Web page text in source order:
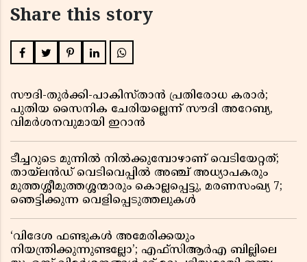
Share this story
സൗദി-തുർക്കി-പാകിസ്താൻ പ്രതിരോധ കരാർ;
പുതിയ സൈനിക ചേരിയല്ലെന്ന് സൗദി അറേബ്യ,
വിമർശനവുമായി ഇറാൻ
ടീച്ചറുടെ മുന്നിൽ നിൽക്കുമ്പോഴാണ് വെടിയേറ്റത്;
തായ്‌ലൻഡ് വെടിവെപ്പിൽ അഞ്ച് അധ്യാപകരും
മുത്തശ്ശീമുത്തശ്ശന്മാരും കൊല്ലപ്പെട്ടു, മരണസംഖ്യ 7;
ഞെട്ടിക്കുന്ന വെളിപ്പെടുത്തലുകൾ
‘വിദേശ ഫണ്ടുകൾ അമേരിക്കയും
നിയന്ത്രിക്കുന്നുണ്ടല്ലോ’; എഫ്സിആർഎ ബില്ലിലെ